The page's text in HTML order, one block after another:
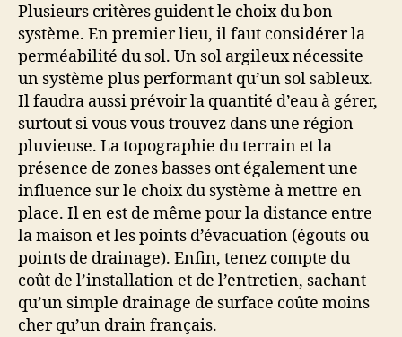
Plusieurs critères guident le choix du bon
système. En premier lieu, il faut considérer la
perméabilité du sol. Un sol argileux nécessite
un système plus performant qu’un sol sableux.
Il faudra aussi prévoir la quantité d’eau à gérer,
surtout si vous vous trouvez dans une région
pluvieuse. La topographie du terrain et la
présence de zones basses ont également une
influence sur le choix du système à mettre en
place. Il en est de même pour la distance entre
la maison et les points d’évacuation (égouts ou
points de drainage). Enfin, tenez compte du
coût de l’installation et de l’entretien, sachant
qu’un simple drainage de surface coûte moins
cher qu’un drain français.